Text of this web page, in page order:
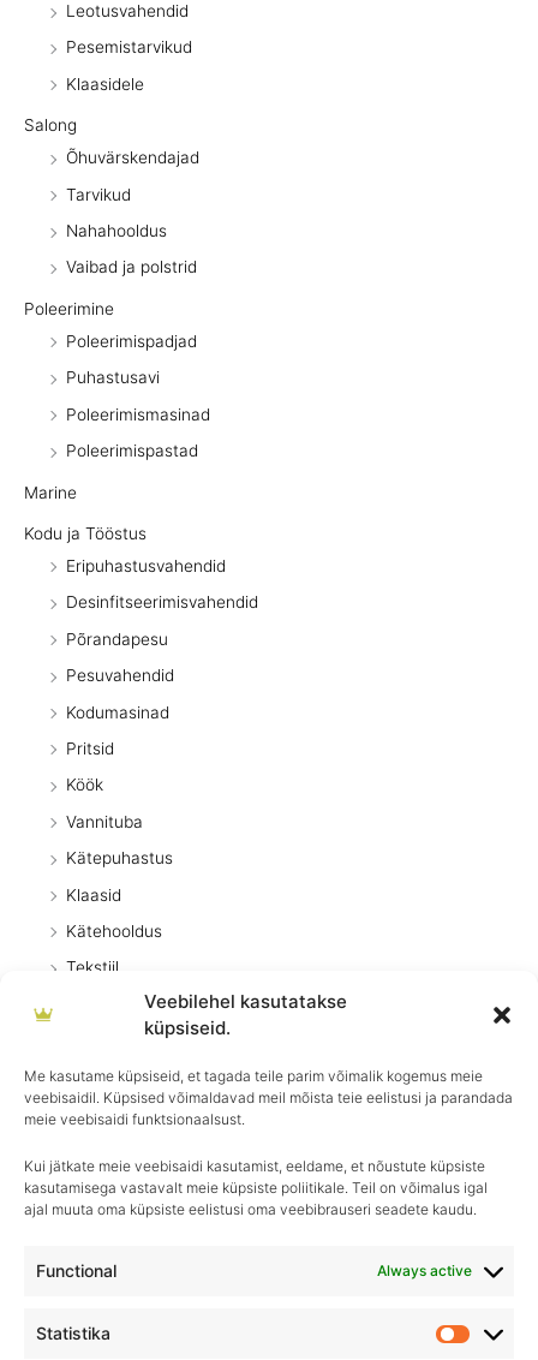
Veebilehel kasutatakse
küpsiseid.
Me kasutame küpsiseid, et tagada teile parim võimalik kogemus meie
veebisaidil. Küpsised võimaldavad meil mõista teie eelistusi ja parandada
meie veebisaidi funktsionaalsust.
Kui jätkate meie veebisaidi kasutamist, eeldame, et nõustute küpsiste
kasutamisega vastavalt meie küpsiste poliitikale. Teil on võimalus igal
ajal muuta oma küpsiste eelistusi oma veebibrauseri seadete kaudu.
Functional Always active
Statistika
Leotusvahendid
Pesemistarvikud
Klaasidele
Salong
Õhuvärskendajad
Tarvikud
Nahahooldus
Vaibad ja polstrid
Poleerimine
Poleerimispadjad
Puhastusavi
Poleerimismasinad
Poleerimispastad
Marine
Kodu ja Tööstus
Eripuhastusvahendid
Desinfitseerimisvahendid
Põrandapesu
Pesuvahendid
Kodumasinad
Pritsid
Köök
Vannituba
Kätepuhastus
Klaasid
Kätehooldus
Tekstiil
Õhuvärskendajad
Üldpuhastus
Dosaatorid
Betoonieemaldaja
Igapäevane hooldus, ületamatu sära–